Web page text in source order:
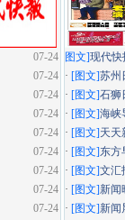
07-24
07-24
07-24
07-24
07-24
07-24
07-24
07-24
07-24
图文]现代快
· [图文]苏州
· [图文]石狮
· [图文]海峡
· [图文]天天
· [图文]东方
· [图文]文汇
· [图文]新闻
· [图文]新闻